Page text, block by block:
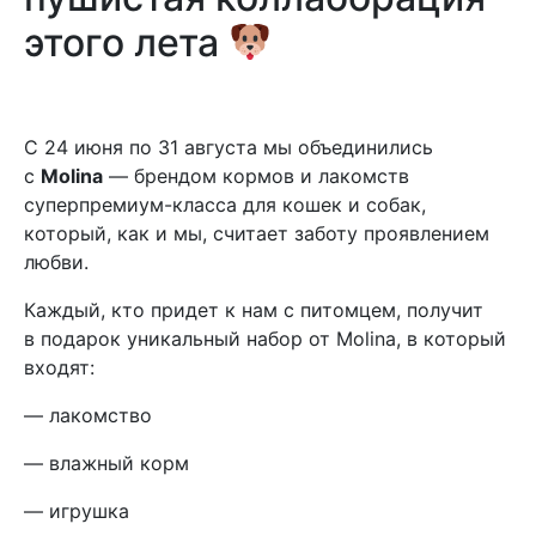
этого лета
С 24 июня по 31 августа мы объединились
с Molina — брендом кормов и лакомств
суперпремиум-класса для кошек и собак,
который, как и мы, считает заботу проявлением
любви.
Каждый, кто придет к нам с питомцем, получит
в подарок уникальный набор от Molina, в который
входят:
— лакомство
— влажный корм
— игрушка